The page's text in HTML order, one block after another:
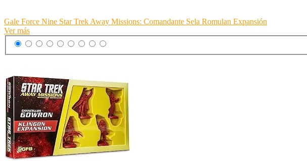
Gale Force Nine Star Trek Away Missions: Comandante Sela Romulan Expansión
Ver más